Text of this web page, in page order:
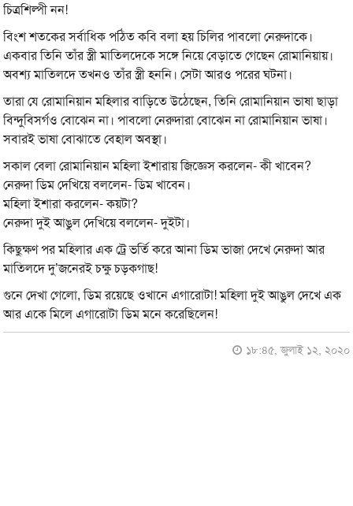
চিত্রশিল্পী নন!
বিংশ শতকের সর্বাধিক পঠিত কবি বলা হয় চিলির পাবলো নেরুদাকে।
একবার তিনি তাঁর স্ত্রী মাতিলদেকে সঙ্গে নিয়ে বেড়াতে গেছেন রোমানিয়ায়।
অবশ্য মাতিলদে তখনও তাঁর স্ত্রী হননি। সেটা আরও পরের ঘটনা।
তারা যে রোমানিয়ান মহিলার বাড়িতে উঠেছেন, তিনি রোমানিয়ান ভাষা ছাড়া
বিন্দুবিসর্গও বোঝেন না। পাবলো নেরুদারা বোঝেন না রোমানিয়ান ভাষা।
সবারই ভাষা বোঝাতে বেহাল অবস্থা।
সকাল বেলা রোমানিয়ান মহিলা ইশারায় জিজ্ঞেস করলেন- কী খাবেন?
নেরুদা ডিম দেখিয়ে বললেন- ডিম খাবেন।
মহিলা ইশারা করলেন- কয়টা?
নেরুদা দুই আঙুল দেখিয়ে বললেন- দুইটা।
কিছুক্ষণ পর মহিলার এক ট্রে ভর্তি করে আনা ডিম ভাজা দেখে নেরুদা আর
মাতিলদে দু’জনেরই চক্ষু চড়কগাছ!
গুনে দেখা গেলো, ডিম রয়েছে ওখানে এগারোটা! মহিলা দুই আঙুল দেখে এক
আর একে মিলে এগারোটা ডিম মনে করেছিলেন!
১৮:৪৫, জুলাই ১২, ২০২০